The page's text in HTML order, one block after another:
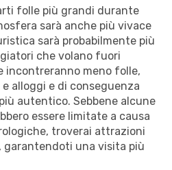
folle più grandi durante
sarà anche più vivace
sarà probabilmente più
che volano fuori
incontreranno meno folle,
alloggi e di conseguenza
autentico. Sebbene alcune
essere limitate a causa
troverai attrazioni
garantendoti una visita più